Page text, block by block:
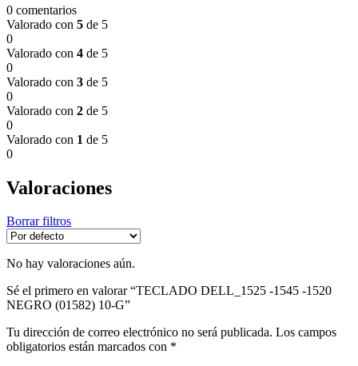
0 comentarios
Valorado con 5 de 5
0
Valorado con 4 de 5
0
Valorado con 3 de 5
0
Valorado con 2 de 5
0
Valorado con 1 de 5
0
Valoraciones
Borrar filtros
No hay valoraciones aún.
Sé el primero en valorar “TECLADO DELL_1525 -1545 -1520
NEGRO (01582) 10-G”
Tu dirección de correo electrónico no será publicada. Los campos
obligatorios están marcados con *